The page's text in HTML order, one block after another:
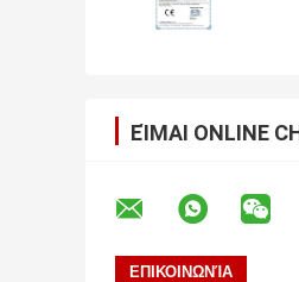
ΕΊΜΑΙ ONLINE